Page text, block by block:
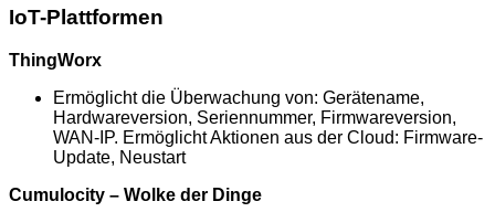
IoT-Plattformen
ThingWorx
Ermöglicht die Überwachung von: Gerätename,
Hardwareversion, Seriennummer, Firmwareversion,
WAN-IP. Ermöglicht Aktionen aus der Cloud: Firmware-
Update, Neustart
Cumulocity – Wolke der Dinge